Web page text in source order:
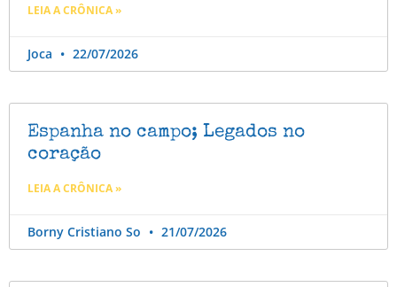
LEIA A CRÔNICA »
Joca 22/07/2026
Espanha no campo; Legados no
coração
LEIA A CRÔNICA »
Borny Cristiano So 21/07/2026